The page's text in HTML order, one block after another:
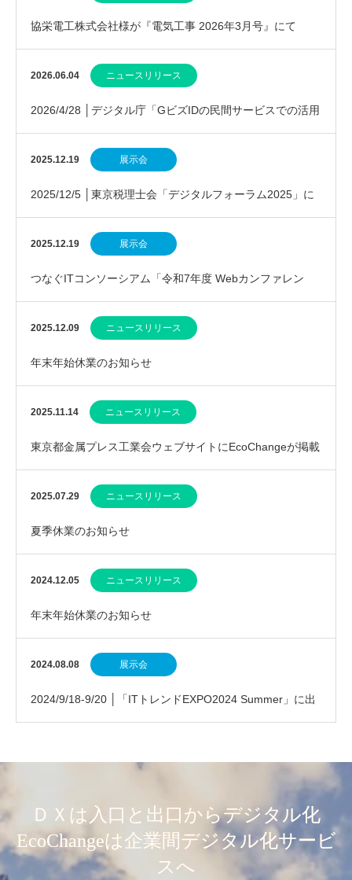
協栄電工株式会社様が『電気工事 2026年3月号』にて
EcoChange活用を紹介
2026.06.04 ニュースリリース
2026/4/28 │デジタル庁「GビズIDの民間サービスでの活用
事例等の実証的接続実験成果」報告
2025.12.19 展示会
2025/12/5 │東京税理士会「デジタルフォーラム2025」に
参加しました
2025.12.19 展示会
つなぐITコンソーシアム「令和7年度 Webカンファレン
ス」のご案内
2025.12.09 ニュースリリース
年末年始休業のお知らせ
2025.11.14 ニュースリリース
東京都金属プレス工業会ウェブサイトにEcoChangeが掲載
されました
2025.07.29 ニュースリリース
夏季休業のお知らせ
2024.12.05 ニュースリリース
年末年始休業のお知らせ
2024.08.08 展示会
2024/9/18-9/20 │「ITトレンドEXPO2024 Summer」に出
ＤＸは入口と出口からデジタル化
EcoChangeは企業間デジタル化サービ
スへ